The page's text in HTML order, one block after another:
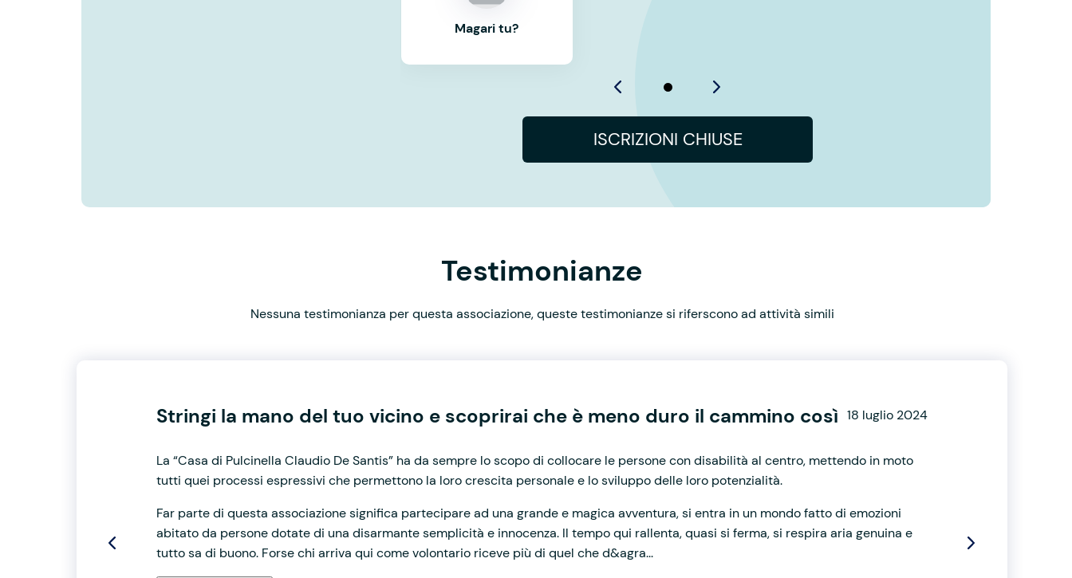
Magari tu?
ISCRIZIONI CHIUSE
Testimonianze
Nessuna testimonianza per questa associazione, queste testimonianze si riferscono ad attività simili
Stringi la mano del tuo vicino e scoprirai che è meno duro il cammino così 18 luglio 2024
La “Casa di Pulcinella Claudio De Santis” ha da sempre lo scopo di collocare le persone con disabilità al centro, mettendo in moto
tutti quei processi espressivi che permettono la loro crescita personale e lo sviluppo delle loro potenzialità.
Far parte di questa associazione significa partecipare ad una grande e magica avventura, si entra in un mondo fatto di emozioni
abitato da persone dotate di una disarmante semplicità e innocenza. Il tempo qui rallenta, quasi si ferma, si respira aria genuina e
tutto sa di buono. Forse chi arriva qui come volontario riceve più di quel che d&agra...